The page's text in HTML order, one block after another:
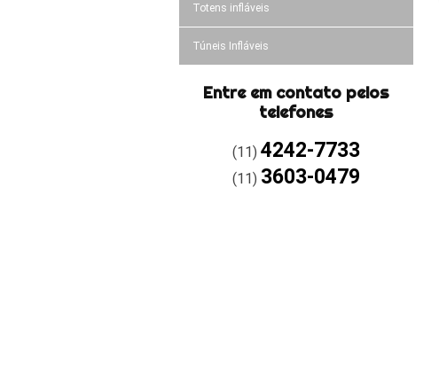
Totens infláveis
Túneis Infláveis
Entre em contato pelos
telefones
(11) 4242-7733
(11) 3603-0479